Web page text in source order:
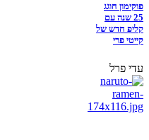
פוקימון חוגג
25 שנה עם
קליפ חדש של
קייטי פרי
עדי פרל